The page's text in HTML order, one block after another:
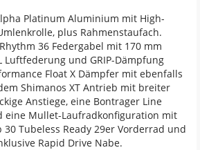
Platinum Aluminium mit High-
plus Rahmenstaufach.
36 Federgabel mit 170 mm
Luftfederung und GRIP-Dämpfung
Float X Dämpfer mit ebenfalls
Shimanos XT Antrieb mit breiter
Anstiege, eine Bontrager Line
eine Mullet-Laufradkonfiguration mit
30 Tubeless Ready 29er Vorderrad und
Rapid Drive Nabe.